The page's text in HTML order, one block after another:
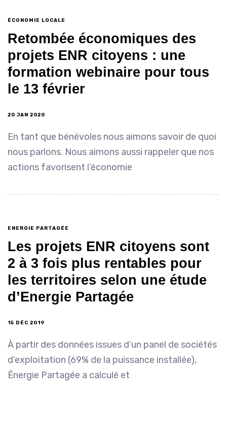
ÉCONOMIE LOCALE
Retombée économiques des
projets ENR citoyens : une
formation webinaire pour tous
le 13 février
20 JAN 2020
En tant que bénévoles nous aimons savoir de quoi
nous parlons. Nous aimons aussi rappeler que nos
actions favorisent l’économie
ENERGIE PARTAGÉE
Les projets ENR citoyens sont
2 à 3 fois plus rentables pour
les territoires selon une étude
d’Energie Partagée
15 DÉC 2019
À partir des données issues d’un panel de sociétés
d’exploitation (69% de la puissance installée),
Énergie Partagée a calculé et